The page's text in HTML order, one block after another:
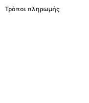
Τρόποι πληρωμής